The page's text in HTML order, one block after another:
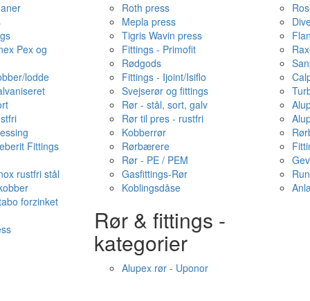
Pex og
lodde
Fittings
rustfri stål
forzinket
Roth press
Mepla press
Tigris Wavin press
Fittings - Primofit
Rødgods
Fittings - Ijoint/Isiflo
Svejserør og fittings
Rør - stål, sort, galv
Rør til pres - rustfri
Kobberrør
Rørbærere
Rør - PE / PEM
Gasfittings-Rør
Koblingsdåse
Rør & fittings -
kategorier
Alupex rør - Uponor